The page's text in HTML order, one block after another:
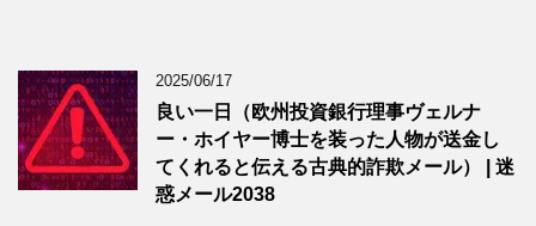
2025/06/17
良い一日（欧州投資銀行理事ヴェルナ
ー・ホイヤー博士を装った人物が送金し
てくれると伝える古典的詐欺メール） | 迷
惑メール2038